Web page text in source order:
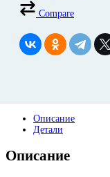
Compare
Описание
Детали
Описание